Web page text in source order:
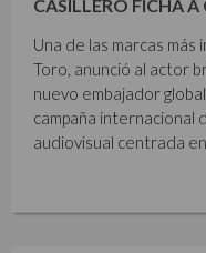
CASILLERO FICHA
Una de las marcas
Toro, anunció al actor
nuevo embajador
campaña internacional
audiovisual centrada